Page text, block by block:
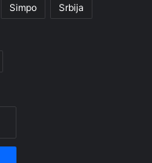
Simpo Srbija